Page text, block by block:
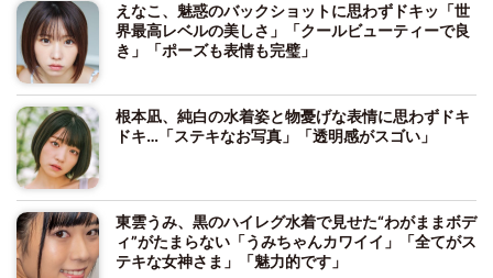
えなこ、魅惑のバックショットに思わずドキッ「世
界最高レベルの美しさ」「クールビューティーで良
き」「ポーズも表情も完璧」
根本凪、純白の水着姿と物憂げな表情に思わずドキ
ドキ…「ステキなお写真」「透明感がスゴい」
東雲うみ、黒のハイレグ水着で見せた“わがままボデ
ィ”がたまらない「うみちゃんカワイイ」「全てがス
テキな女神さま」「魅力的です」